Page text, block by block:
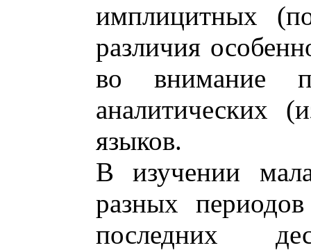
имплицитных
различия
во внимание
аналитических
языков.
В изучении
разных
последних